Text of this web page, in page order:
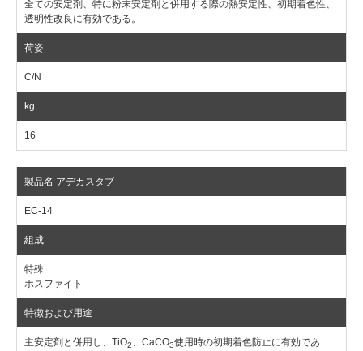
全ての安定剤、特に粉末安定剤と併用する際の熱安定性、初期着色性、
透明性改良に有効である。
C/N
16
EC-14
特殊
ホスファイト
主安定剤と併用し、TiO2、CaCO3使用時の初期着色防止に有効であ